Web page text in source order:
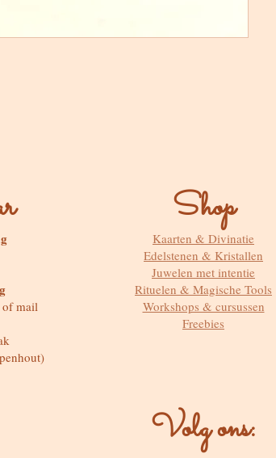
mail
Shop
Kaarten & Divinatie
Edelstenen & Kristallen
Juwelen met intentie
Rituelen & Magische Tools
Workshops & cursussen
Freebies
Volg ons: